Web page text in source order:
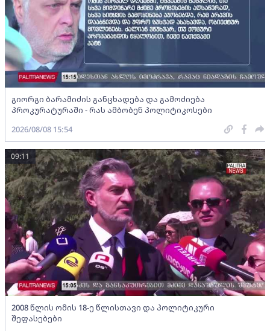
გიორგი ბარამიძის განცხადება და გამოძიება
პროკურატურაში - რას ამბობენ პოლიტიკოსები
2026/08/08 15:54
2008 წლის ომის 18-ე წლისთავი და პოლიტიკური
შეფასებები
09:11